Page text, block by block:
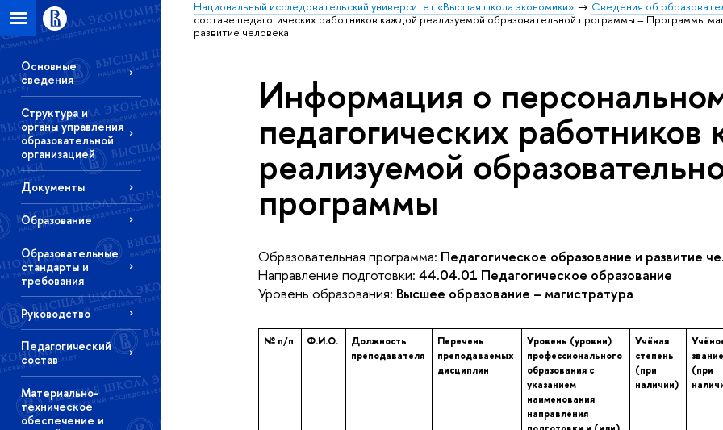
Национальный исследовательский университет «Высшая школа экономики» Сведения об
составе педагогических работников каждой реализуемой образовательной программы – Программы
развитие человека
Основные
сведения
Структура и
органы управления
образовательной
организацией
Документы
Образование
Образовательные
стандарты и
требования
Руководство
Педагогический
состав
Материально-
техническое
обеспечение и
Информация о
педагогических работников
реализуемой
программы
Образовательная программа: Педагогическое образование и развитие
Направление подготовки: 44.04.01 Педагогическое образование
Уровень образования: Высшее образование – магистратура
№ п/п Ф.И.О.
Должность
преподавателя
Перечень
преподаваемых
дисциплин
Уровень (уровни)
профессионального
образования с
указанием
наименования
направления
Учёная
степень
(при
наличии)
звание
(при